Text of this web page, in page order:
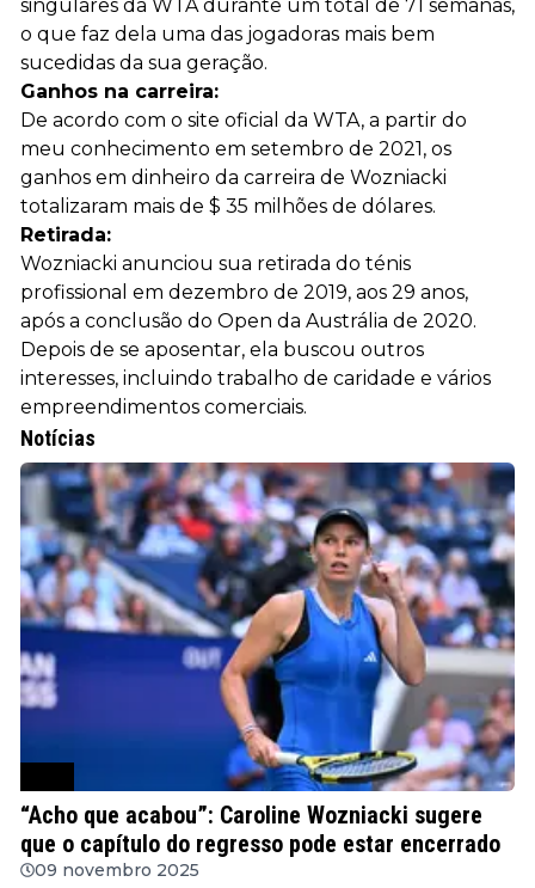
singulares da WTA durante um total de 71 semanas,
o que faz dela uma das jogadoras mais bem
sucedidas da sua geração.
Ganhos na carreira:
De acordo com o site oficial da WTA, a partir do
meu conhecimento em setembro de 2021, os
ganhos em dinheiro da carreira de Wozniacki
totalizaram mais de $ 35 milhões de dólares.
Retirada:
Wozniacki anunciou sua retirada do ténis
profissional em dezembro de 2019, aos 29 anos,
após a conclusão do Open da Austrália de 2020.
Depois de se aposentar, ela buscou outros
interesses, incluindo trabalho de caridade e vários
empreendimentos comerciais.
Notícias
“Acho que acabou”: Caroline Wozniacki sugere
que o capítulo do regresso pode estar encerrado
09 novembro 2025